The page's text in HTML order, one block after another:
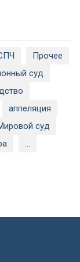
Прочее
суд
аппеляция
суд
...